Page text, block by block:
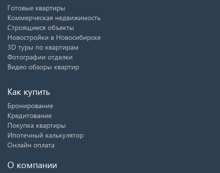
Готовые квартиры
Коммерческая недвижимость
Строящиеся объекты
Новостройки в Новосибирске
3D туры по квартирам
Фотографии отделки
Видео обзоры квартир
Как купить
Бронирование
Кредитование
Покупка квартиры
Ипотечный калькулятор
Онлайн оплата
О компании